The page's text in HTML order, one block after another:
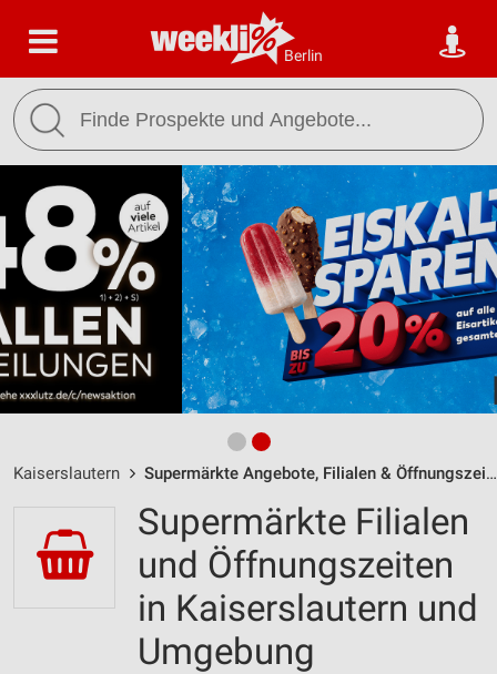
Berlin
Kaiserslautern Supermärkte Angebote, Filialen & Öffnungszeiten
Supermärkte Filialen
und Öffnungszeiten
in Kaiserslautern und
Umgebung